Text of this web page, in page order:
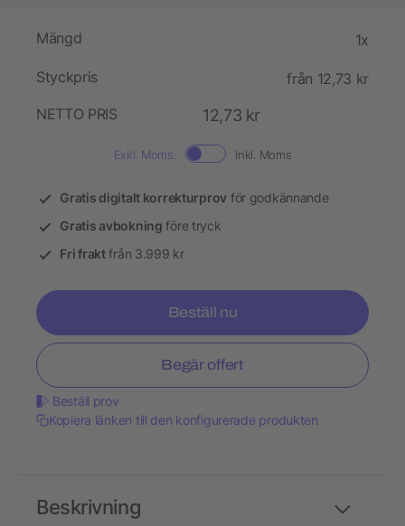
Mängd 1x
Styckpris
från 12,73 kr
NETTO PRIS
12,73 kr
Exkl. Moms. Inkl. Moms
Gratis digitalt korrekturprov för godkännande
Gratis avbokning före tryck
Fri fraktfrån 3.999 kr
Beställ nu
Begär offert
Beställ prov
Kopiera länken till den konfigurerade produkten
Beskrivning